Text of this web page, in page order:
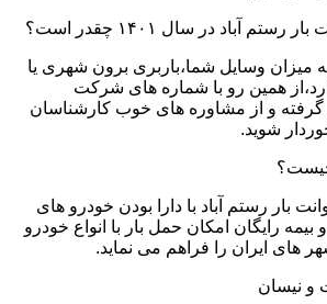
آباد در سال ۱۴۰۱ چقدر است؟
میزان وسایل شما،باربری برون شهری یا
همین رو با شماره های شرکت
تماس گرفته و از مشاوره های خوب کارشناسان
شوید.
چیست؟
بار رستم آباد با دارا بودن خودرو های
بیمه رایگان امکان حمل بار با انواع خودرو
های ایران را فراهم می نماید.
و نیسان